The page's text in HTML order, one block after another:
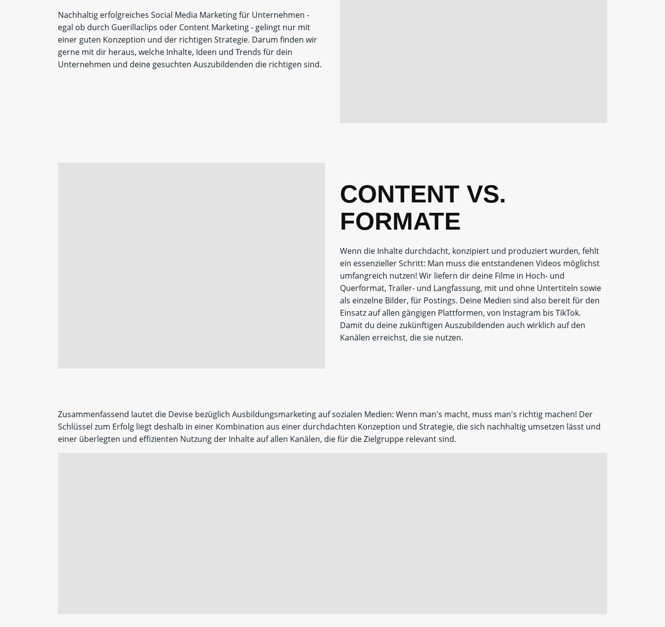
Nachhaltig erfolgreiches Social Media Marketing für Unternehmen -
egal ob durch Guerillaclips oder Content Marketing - gelingt nur mit
einer guten Konzeption und der richtigen Strategie. Darum finden wir
gerne mit dir heraus, welche Inhalte, Ideen und Trends für dein
Unternehmen und deine gesuchten Auszubildenden die richtigen sind.
CONTENT VS.
FORMATE
Wenn die Inhalte durchdacht, konzipiert und produziert wurden, fehlt
ein essenzieller Schritt: Man muss die entstandenen Videos möglichst
umfangreich nutzen! Wir liefern dir deine Filme in Hoch- und
Querformat, Trailer- und Langfassung, mit und ohne Untertiteln sowie
als einzelne Bilder, für Postings. Deine Medien sind also bereit für den
Einsatz auf allen gängigen Plattformen, von Instagram bis TikTok.
Damit du deine zukünftigen Auszubildenden auch wirklich auf den
Kanälen erreichst, die sie nutzen.
Zusammenfassend lautet die Devise bezüglich Ausbildungsmarketing auf sozialen Medien: Wenn man's macht, muss man's richtig machen! Der
Schlüssel zum Erfolg liegt deshalb in einer Kombination aus einer durchdachten Konzeption und Strategie, die sich nachhaltig umsetzen lässt und
einer überlegten und effizienten Nutzung der Inhalte auf allen Kanälen, die für die Zielgruppe relevant sind.